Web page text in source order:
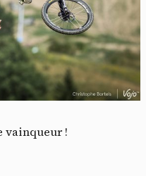
vainqueur !